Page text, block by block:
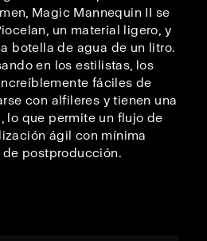
Magic Mannequin II se
un material ligero, y
botella de agua de un litro.
en los estilistas, los
fáciles de
con alfileres y tienen una
lo que permite un flujo de
ágil con mínima
postproducción.